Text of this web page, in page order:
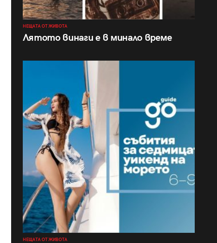
НЕЩАТА ОТ ЖИВОТА
Лятото винаги е в минало време
НЕЩАТА ОТ ЖИВОТА